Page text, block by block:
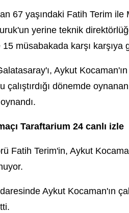
67 yaşındaki Fatih Terim
yerine teknik
müsabakada karşı karşıya
Aykut
dönemde
Taraftarium 24 canlı izle
Fatih Terim'in, Aykut
idaresinde Aykut Kocaman'ın